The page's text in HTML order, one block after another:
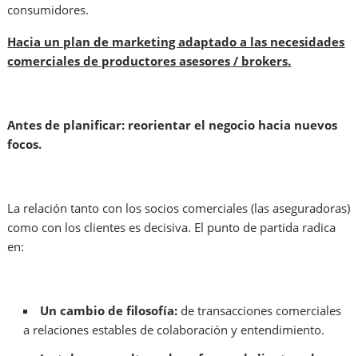
consumidores.
Hacia un plan de marketing adaptado a las necesidades
comerciales de productores asesores / brokers.
Antes de planificar: reorientar el negocio hacia nuevos
focos.
La relación tanto con los socios comerciales (las aseguradoras)
como con los clientes es decisiva. El punto de partida radica
en:
Un cambio de filosofía: de transacciones comerciales
a relaciones estables de colaboración y entendimiento.